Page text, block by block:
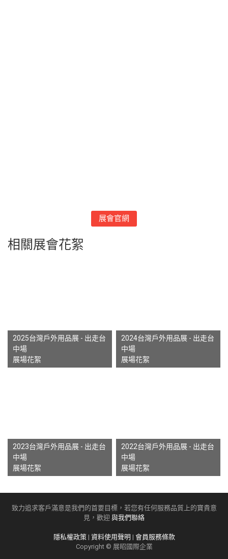
展會官網
相關展會花絮
2025台灣戶外用品展 - 出走台
中場
展場花絮
2024台灣戶外用品展 - 出走台
中場
展場花絮
2023台灣戶外用品展 - 出走台
中場
展場花絮
2022台灣戶外用品展 - 出走台
中場
展場花絮
致力追求客戶滿意是我們的首要目標，若您有任何服務品質上的寶貴意
見，歡迎 與我們聯絡
隱私權政策| 資料使用聲明 | 會員服務條款
Copyright © 展昭國際企業